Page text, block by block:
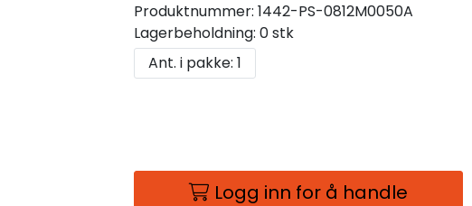
Produktnummer: 1442-PS-0812M0050A
Lagerbeholdning: 0 stk
Ant. i pakke: 1
Logg inn for å handle